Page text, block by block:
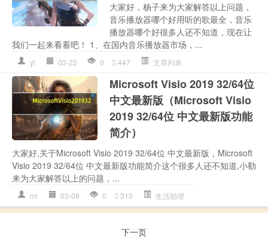
大家好，杨子来为大家解答以上问题，
音乐播放器哪个好用听的歌最全，音乐
播放器哪个好很多人还不知道，现在让
我们一起来看看吧！ 1、在国内音乐播放器市场，...
yl 03-22 0 447 文章列表
Microsoft Visio 2019 32/64位
中文最新版（Microsoft Visio
2019 32/64位 中文最新版功能
简介）
大家好,关于Microsoft Visio 2019 32/64位 中文最新版，Microsoft
Visio 2019 32/64位 中文最新版功能简介这个很多人还不知道,小勒
来为大家解答以上的问题，...
mi 03-09 0 310 生活助理
下一页